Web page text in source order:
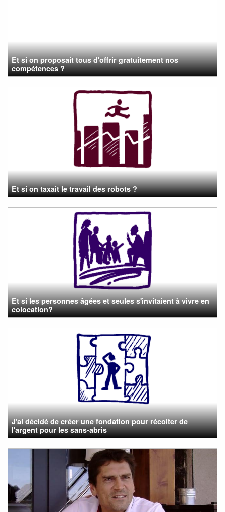
Et si on proposait tous d'offrir gratuitement nos
compétences ?
Et si on taxait le travail des robots ?
Et si les personnes âgées et seules s'invitaient à vivre en
colocation?
J'ai décidé de créer une fondation pour récolter de
l'argent pour les sans-abris